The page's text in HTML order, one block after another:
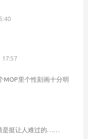
17:57
MOP里个性刻画十分明
是挺让人难过的……